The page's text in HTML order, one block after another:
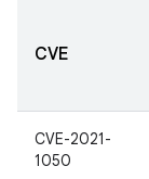
CVE
CVE-2021-
1050